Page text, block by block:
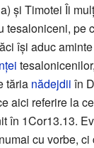
şi Timotei Îi
tesaloniceni, pe
îşi aduc
tăria nădejdii în
aici referire la
în 1Cor13.13.
cu vorbe, ci